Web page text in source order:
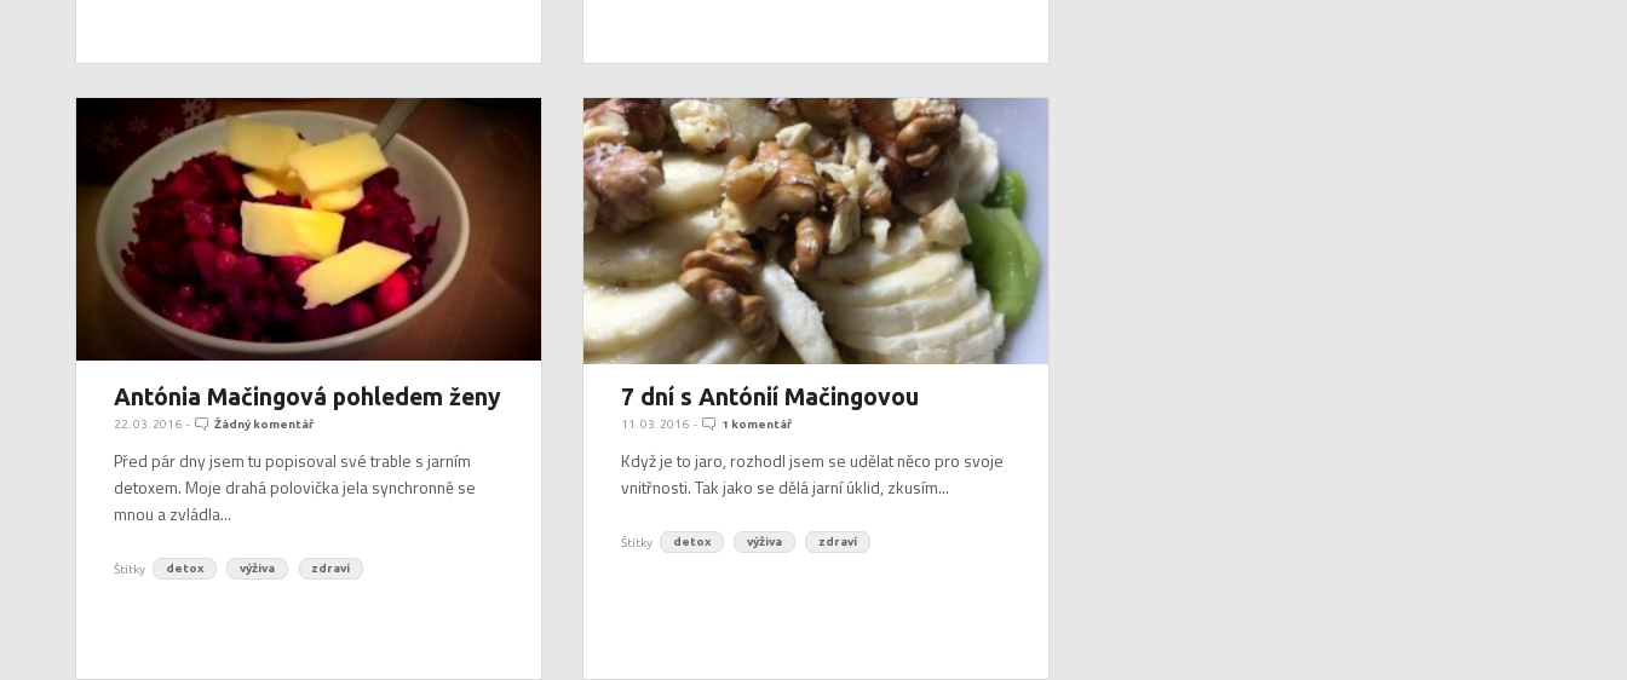
Antónia Mačingová pohledem ženy
22. 03. 2016- Žádný komentář
Před pár dny jsem tu popisoval své trable s jarním
detoxem. Moje drahá polovička jela synchronně se
mnou a zvládla...
Štítky detox výživa zdraví
7 dní s Antónií Mačingovou
11. 03. 2016- 1 komentář
Když je to jaro, rozhodl jsem se udělat něco pro svoje
vnitřnosti. Tak jako se dělá jarní úklid, zkusím...
Štítky detox výživa zdraví